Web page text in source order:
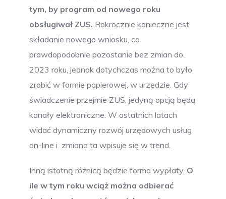
tym, by program od nowego roku
obsługiwał ZUS. Rokrocznie konieczne jest
składanie nowego wniosku, co
prawdopodobnie pozostanie bez zmian do
2023 roku, jednak dotychczas można to było
zrobić w formie papierowej, w urzędzie. Gdy
świadczenie przejmie ZUS, jedyną opcją będą
kanały elektroniczne. W ostatnich latach
widać dynamiczny rozwój urzędowych usług
on-line i zmiana ta wpisuje się w trend.
Inną istotną różnicą będzie forma wypłaty. O
ile w tym roku wciąż można odbierać